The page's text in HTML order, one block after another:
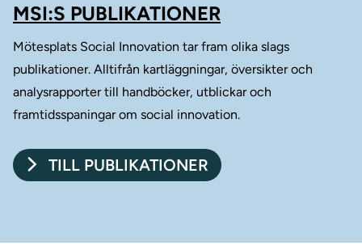
MSI:S PUBLIKATIONER
Mötesplats Social Innovation tar fram olika slags
publikationer. Alltifrån kartläggningar, översikter och
analysrapporter till handböcker, utblickar och
framtidsspaningar om social innovation.
TILL PUBLIKATIONER